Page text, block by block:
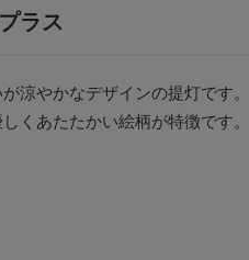
ラス
涼やかなデザインの提灯です。
くあたたかい絵柄が特徴です。